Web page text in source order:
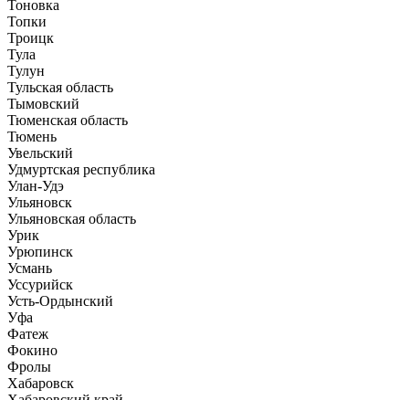
Тоновка
Топки
Троицк
Тула
Тулун
Тульская область
Тымовский
Тюменская область
Тюмень
Увельский
Удмуртская республика
Улан-Удэ
Ульяновск
Ульяновская область
Урик
Урюпинск
Усмань
Уссурийск
Усть-Ордынский
Уфа
Фатеж
Фокино
Фролы
Хабаровск